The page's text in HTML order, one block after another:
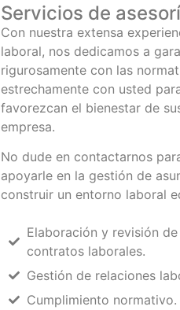
Servicios de
Con nuestra extensa
laboral, nos dedicamos a
rigurosamente con las
estrechamente con usted
favorezcan el bienestar de
empresa.
No dude en contactarnos
apoyarle en la gestión de
construir un entorno laboral
Elaboración y revisión de
contratos laborales.
Gestión de relaciones
Cumplimiento normativo.